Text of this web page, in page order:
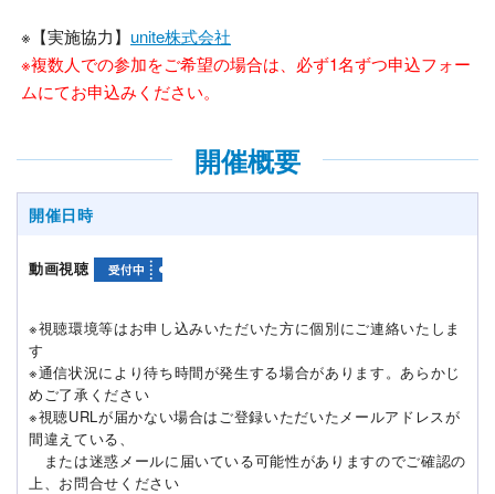
※【実施協力】 unite株式会社
※複数人での参加をご希望の場合は、必ず1名ずつ申込フォー
ムにてお申込みください。
開催概要
開催日時
動画視聴
※視聴環境等はお申し込みいただいた方に個別にご連絡いたしま
す
※通信状況により待ち時間が発生する場合があります。あらかじ
めご了承ください
※視聴URLが届かない場合はご登録いただいたメールアドレスが
間違えている、
または迷惑メールに届いている可能性がありますのでご確認の
上、お問合せください